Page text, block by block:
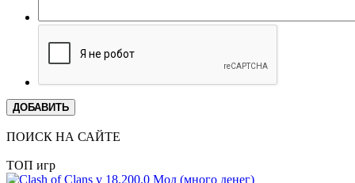
ДОБАВИТЬ
ПОИСК НА САЙТЕ
ТОП игр